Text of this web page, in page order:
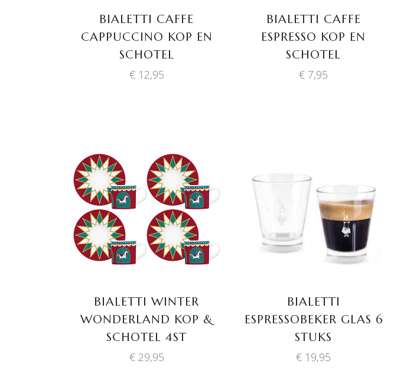
BIALETTI CAFFE
CAPPUCCINO KOP EN
SCHOTEL
€12,95
BIALETTI CAFFE
ESPRESSO KOP EN
SCHOTEL
€ 7,95
TOEVOEGEN AAN
WINKELWAGEN
BIALETTI WINTER
WONDERLAND KOP &
SCHOTEL 4ST
€29,95
TOEVOEGEN AAN
WINKELWAGEN
BIALETTI
ESPRESSOBEKER GLAS 6
STUKS
€ 19,95